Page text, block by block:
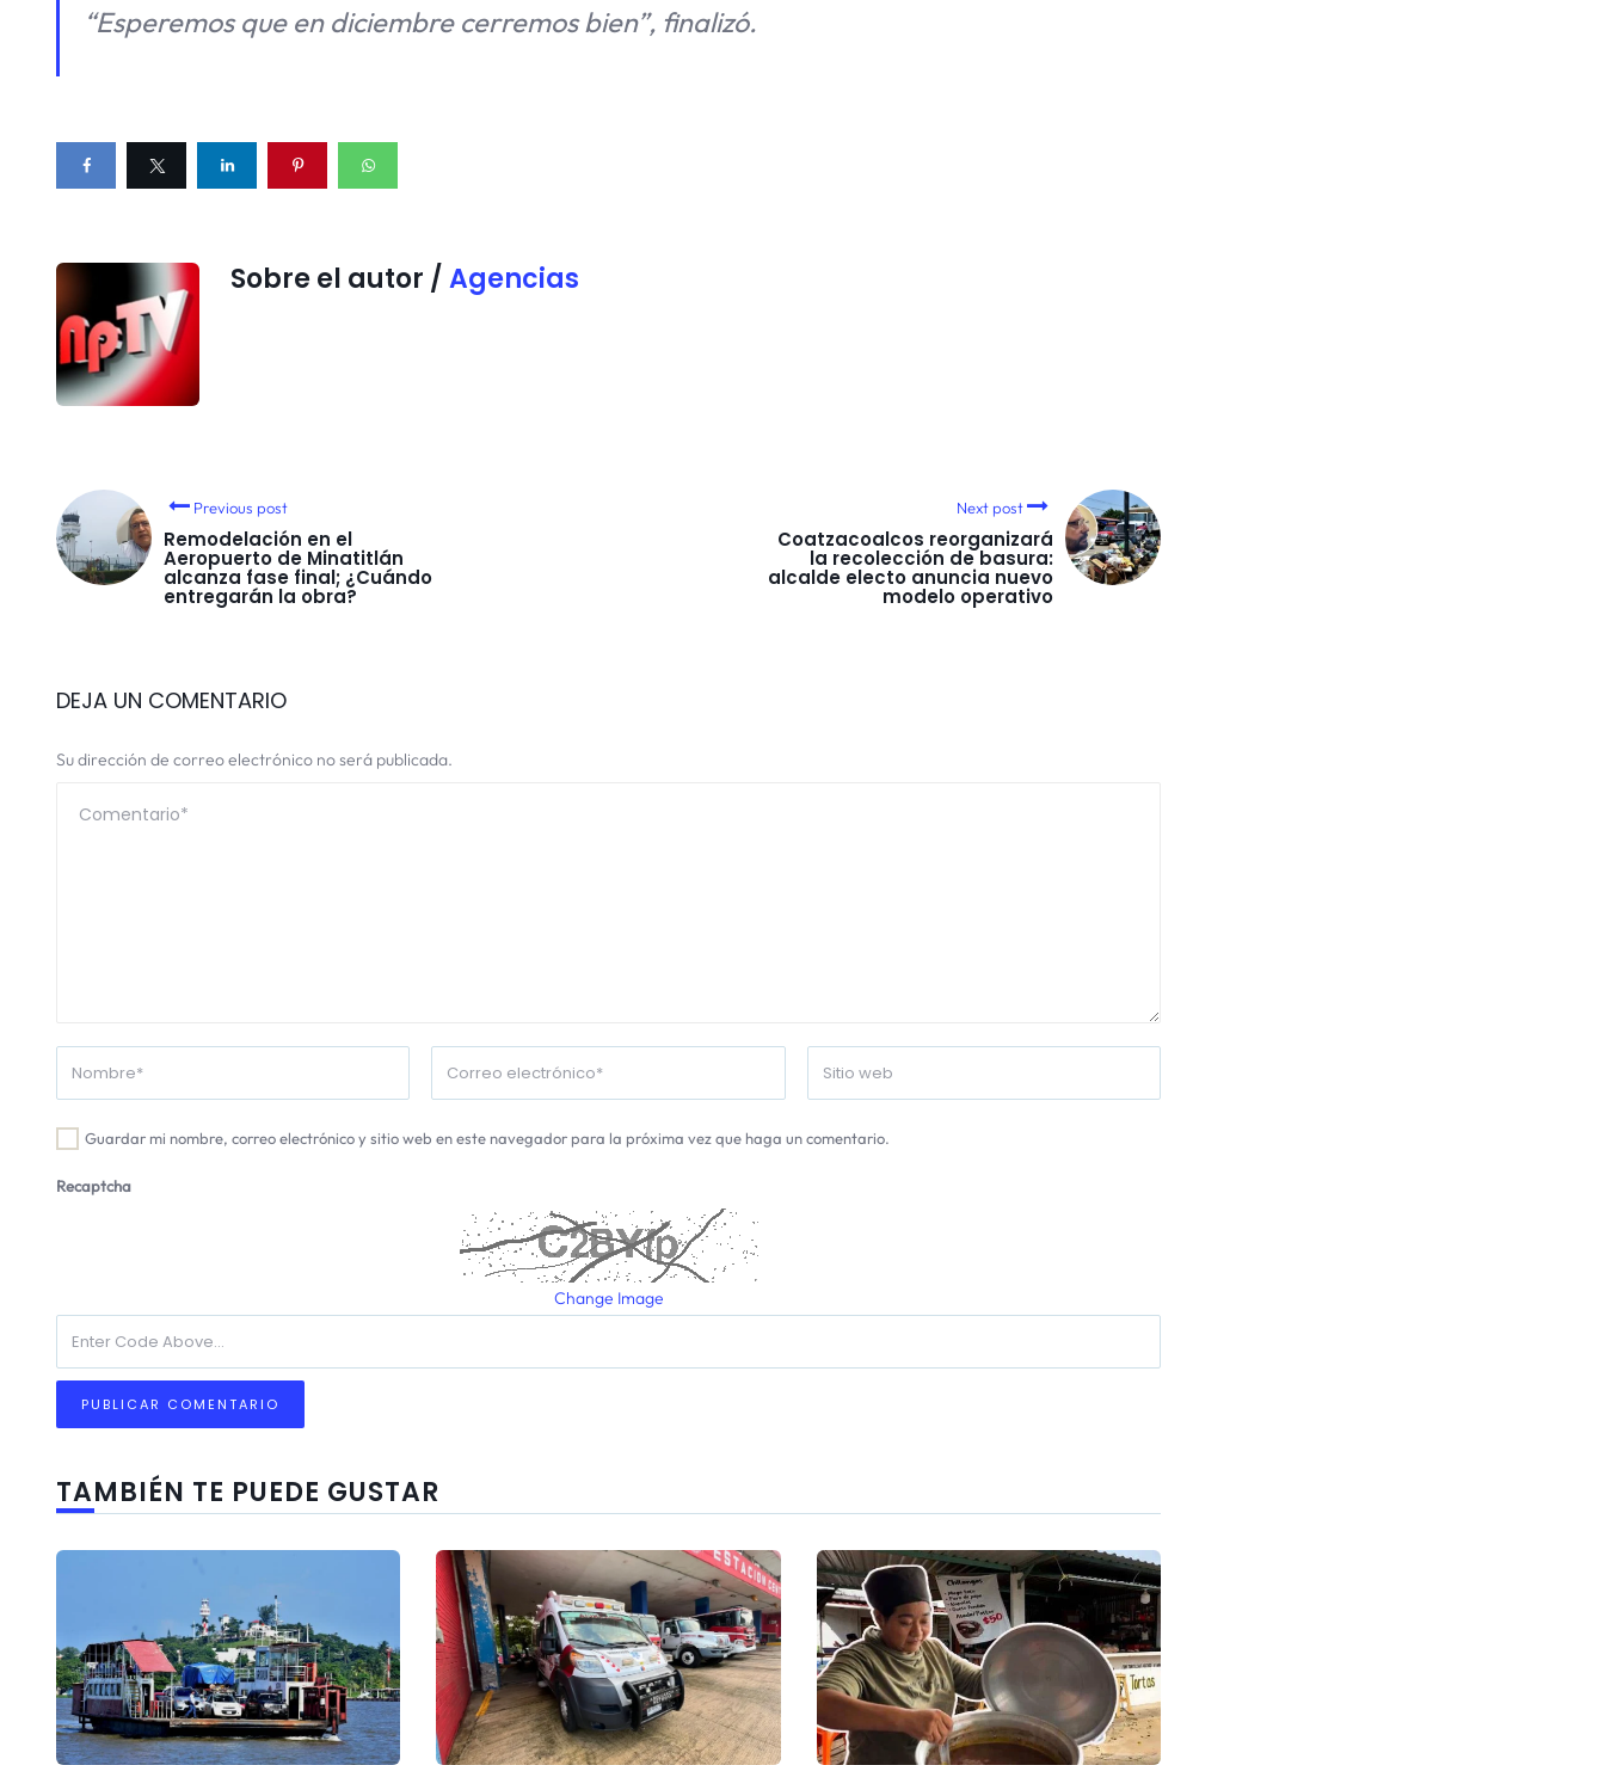
“Esperemos que en diciembre cerremos bien”, finalizó.
Sobre el autor / Agencias
Previous post
Remodelación en el
Aeropuerto de Minatitlán
alcanza fase final; ¿Cuándo
entregarán la obra?
Next post
Coatzacoalcos reorganizará
la recolección de basura:
alcalde electo anuncia nuevo
modelo operativo
DEJA UN COMENTARIO
Su dirección de correo electrónico no será publicada.
Guardar mi nombre, correo electrónico y sitio web en este navegador para la próxima vez que haga un comentario.
Recaptcha
Change Image
TAMBIÉN TE PUEDE GUSTAR